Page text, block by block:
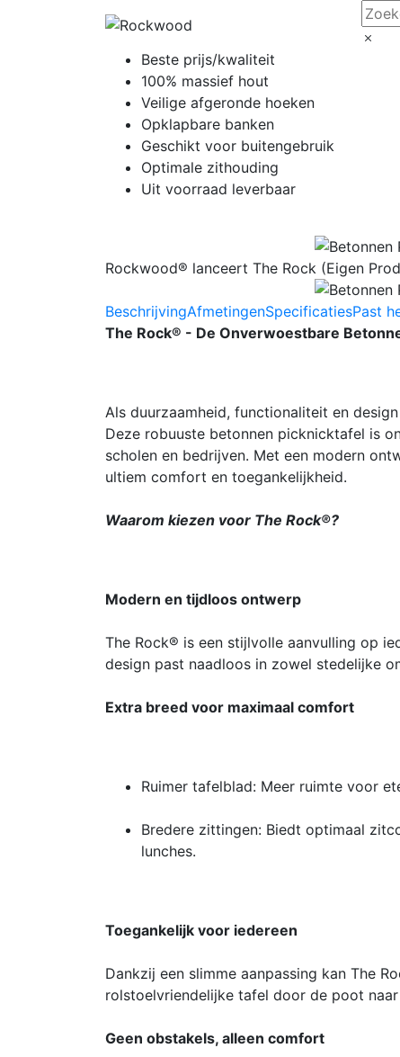
Beste prijs/kwaliteit
100% massief hout
Veilige afgeronde hoeken
Opklapbare banken
Geschikt voor buitengebruik
Optimale zithouding
Uit voorraad leverbaar
Rockwood® lanceert The Rock (Eigen
BeschrijvingAfmetingenSpecificatiesPast
The Rock® - De Onverwoestbare
Als duurzaamheid, functionaliteit en
Deze robuuste betonnen picknicktafel is
scholen en bedrijven. Met een modern
ultiem comfort en toegankelijkheid.
Waarom kiezen voor The Rock®?
Modern en tijdloos ontwerp
The Rock® is een stijlvolle aanvulling op
design past naadloos in zowel stedelijke
Extra breed voor maximaal comfort
Ruimer tafelblad: Meer ruimte voor
Bredere zittingen: Biedt optimaal
lunches.
Toegankelijk voor iedereen
Dankzij een slimme aanpassing kan The
rolstoelvriendelijke tafel door de poot
Geen obstakels, alleen comfort